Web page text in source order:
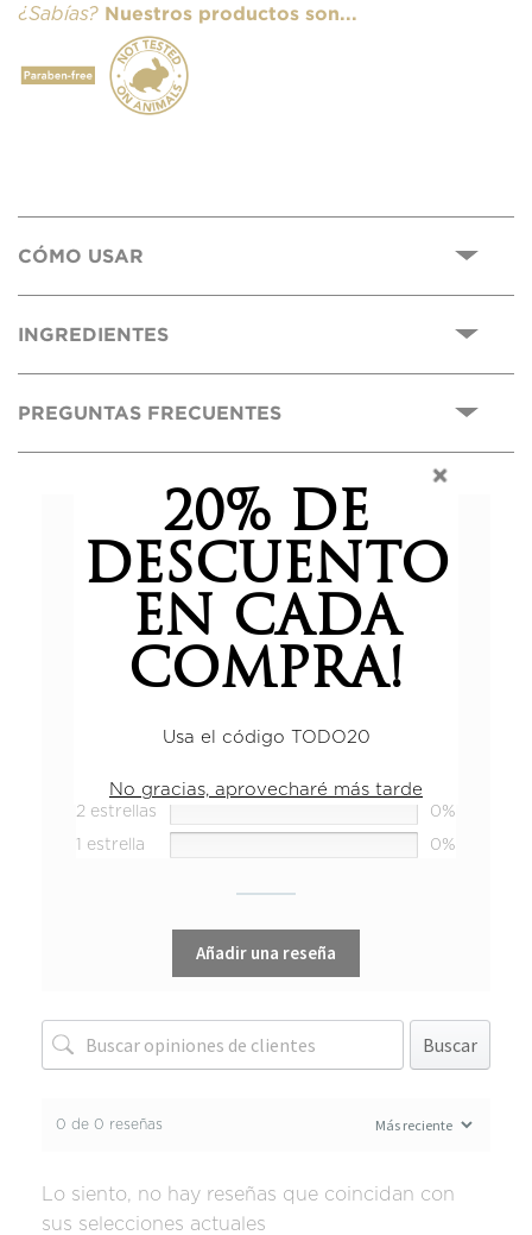
¿Sabías? Nuestros productos son...
CÓMO USAR
INGREDIENTES
PREGUNTAS FRECUENTES
0,0
Basado en 0 reseñas.
2 estrellas
0%
1 estrella
0%
Añadir una reseña
Buscar
0 de 0 reseñas
Lo siento, no hay reseñas que coincidan con
sus selecciones actuales
20% DE
DESCUENTO
EN CADA
COMPRA!
Usa el código TODO20
No gracias, aprovecharé más tarde